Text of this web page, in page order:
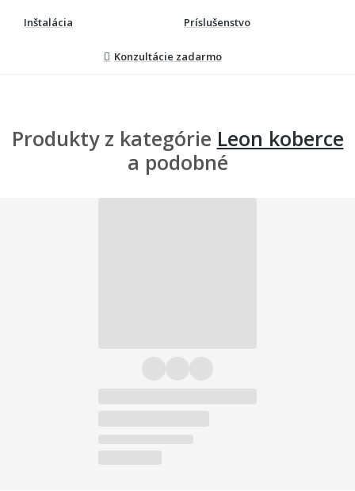
Inštalácia Príslušenstvo
Konzultácie zadarmo
Produkty z kategórie Leon koberce
a podobné